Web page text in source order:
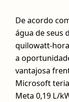
De acordo
água de seus
quilowatt-
a
vantajosa
Microsoft
Meta 0,19 L/